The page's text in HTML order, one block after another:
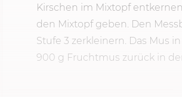
Kirschen im Mixtopf
den Mixtopf geben. Den
Stufe 3 zerkleinern. Das Mus
900 g Fruchtmus zurück in